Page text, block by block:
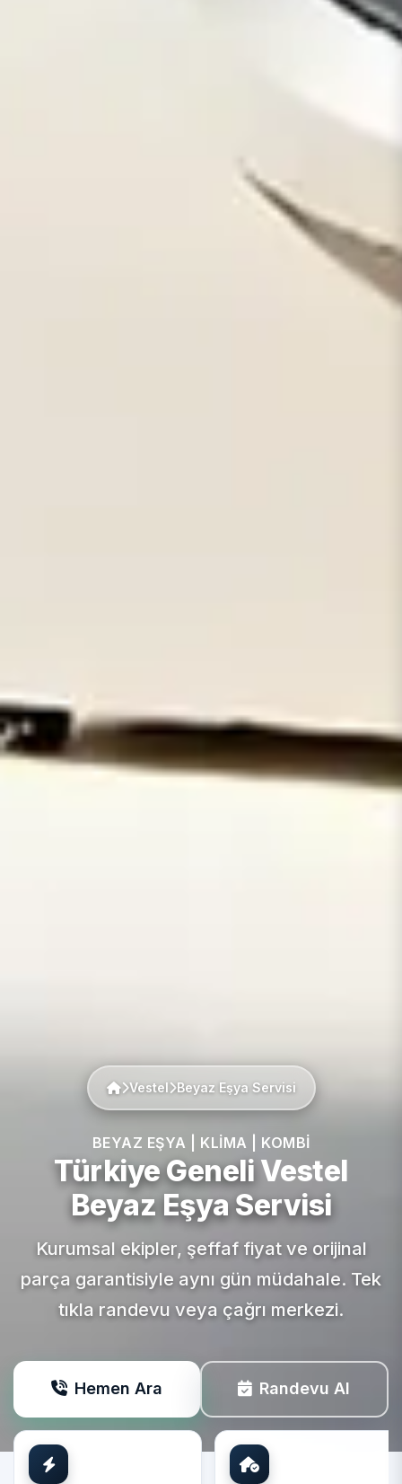
Vestel Beyaz Eşya Servisi
BEYAZ EŞYA | KLIMA | KOMBI
Türkiye GeneliVestel
Beyaz Eşya Servisi
Kurumsal ekipler, şeffaf fiyat ve orijinal
parça garantisiyle aynı gün müdahale. Tek
tıkla randevu veya çağrı merkezi.
Hemen Ara Randevu Al